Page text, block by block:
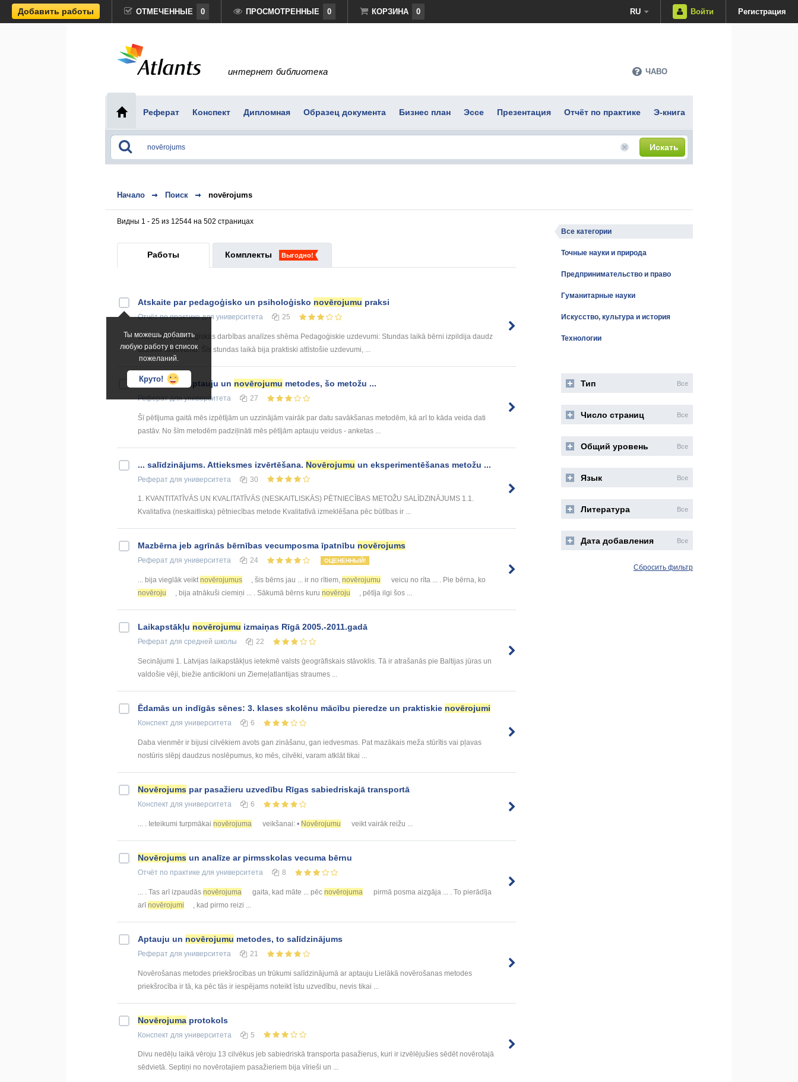
Добавить работы ОТМЕЧЕННЫЕ 0 ПРОСМОТРЕННЫЕ 0 КОРЗИНА 0 RU Войти Регистрация
интернет библиотека ЧАВО
Реферат Конспект Дипломная Образец документа Бизнес план Эссе Презентация Отчёт по практике Э-книга
Искать
Начало Поиск novērojums
Видны 1 - 25 из 12544 на 502 страницах
Работы Комплекты Выгодно!
Ты можешь добавить
любую работу в список
пожеланий.
Круто!
Atskaite par pedagoģisko un psiholoģisko novērojumu praksi
Отчёт по практикедля университета 25
Skolotāja pedagoģiskās darbības analīzes shēma Pedagoģiskie uzdevumi: Stundas laikā bērni izpildija daudz
dažādu uzdevumu. Šīs stundas laikā bija praktiski attīstošie uzdevumi, ...
... metodes. Aptauju un novērojumu metodes, šo metožu ...
Рефератдля университета 27
Šī pētījuma gaitā mēs izpētījām un uzzinājām vairāk par datu savākšanas metodēm, kā arī to kāda veida dati
pastāv. No šīm metodēm padziļināti mēs pētījām aptauju veidus - anketas ...
... salīdzinājums. Attieksmes izvērtēšana. Novērojumu un eksperimentēšanas metožu ...
Реферат для университета 30
1. KVANTITATĪVĀS UN KVALITATĪVĀS (NESKAITLISKĀS) PĒTNIECĪBAS METOŽU SALĪDZINĀJUMS 1.1.
Kvalitatīva (neskaitliska) pētniecības metode Kvalitatīvā izmeklēšana pēc būtības ir ...
Mazbērna jeb agrīnās bērnības vecumposma īpatnību novērojums
Реферат для университета 24 ОЦЕНЕННЫЙ!
... bija vieglāk veikt novērojumus , šis bērns jau ... ir no rītiem, novērojumu
veicu no rīta ... . Pie bērna, ko
novēroju
, bija atnākuši ciemiņi ... . Sākumā bērns kuru novēroju , pētīja ilgi šos ...
Laikapstākļu novērojumu izmaiņas Rīgā 2005.-2011.gadā
Реферат для средней школы 22
Secinājumi 1. Latvijas laikapstākļus ietekmē valsts ģeogrāfiskais stāvoklis. Tā ir atrašanās pie Baltijas jūras un
valdošie vēji, biežie anticikloni un Ziemeļatlantijas straumes ...
Ēdamās un indīgās sēnes: 3. klases skolēnu mācību pieredze un praktiskie novērojumi
Конспект для университета 6
Daba vienmēr ir bijusi cilvēkiem avots gan zināšanu, gan iedvesmas. Pat mazākais meža stūrītis vai pļavas
nostūris slēpj daudzus noslēpumus, ko mēs, cilvēki, varam atklāt tikai ...
Novērojums par pasažieru uzvedību Rīgas sabiedriskajā transportā
Конспект для университета 6
... . Ieteikumi turpmākai novērojuma veikšanai: • Novērojumu veikt vairāk reižu ...
Novērojums un analīze ar pirmsskolas vecuma bērnu
Отчёт по практике для университета 8
... . Tas arī izpaudās novērojuma gaita, kad māte ... pēc novērojuma
pirmā posma aizgāja ... . To pierādīja
arī novērojumi , kad pirmo reizi ...
Aptauju un novērojumu metodes, to salīdzinājums
Реферат для университета 21
Novērošanas metodes priekšrocības un trūkumi salīdzinājumā ar aptauju Lielākā novērošanas metodes
priekšrocība ir tā, ka pēc tās ir iespējams noteikt īstu uzvedību, nevis tikai ...
Novērojuma protokols
Конспект для университета 5
Divu nedēļu laikā vēroju 13 cilvēkus jeb sabiedriskā transporta pasažierus, kuri ir izvēlējušies sēdēt novērotajā
sēdvietā. Septiņi no novērotajiem pasažieriem bija vīrieši un ...
Все категории
Точные науки и природа
Предпринимательство и право
Гуманитарные науки
Искусство, культура и история
Технологии
Тип Все
Число страниц Все
Общий уровень Все
Язык Все
Литература Все
Дата добавления Все
Сбросить фильтр